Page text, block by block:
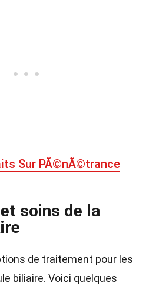
Sur PÃ©nÃ©trance
soins de la
de traitement pour les
biliaire. Voici quelques